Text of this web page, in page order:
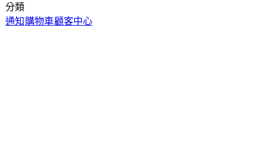
分類
通知 購物車顧客中心